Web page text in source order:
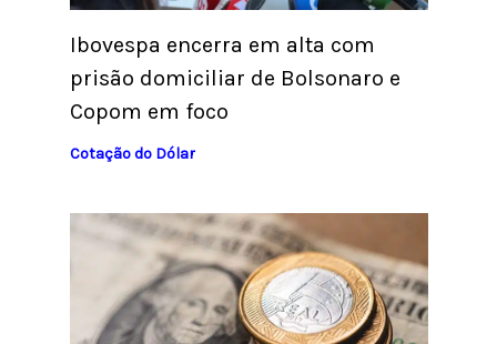
Ibovespa encerra em alta com
prisão domiciliar de Bolsonaro e
Copom em foco
Cotação do Dólar